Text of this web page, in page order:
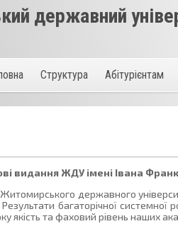
державний
Структура Абітурієнтам
видання ЖДУ імені Івана
Житомирського державного
багаторічної
якість та фаховий рівень наших